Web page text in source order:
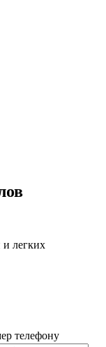
и легких
телефону